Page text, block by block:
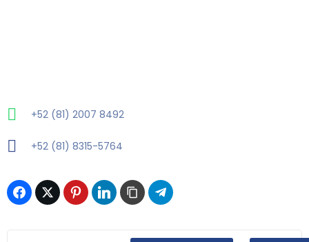
+52 (81) 2007 8492
+52 (81) 8315-5764